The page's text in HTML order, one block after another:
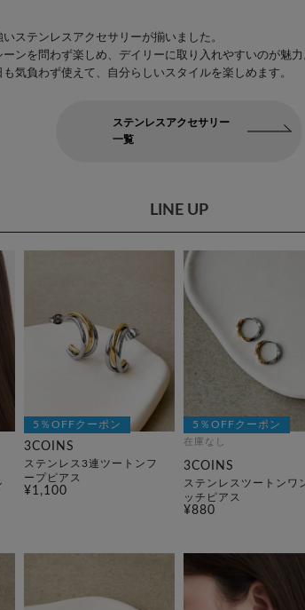
ステンレスアクセサリーが揃いました。
ーンを問わず楽しめ、デイリーに取り入れやすいのが魅力
も気負わず使えて、自分らしいスタイルを楽しめます。
ステンレスアクセサリー
一覧
LINE UP
5％OFFクーポン
3COINS
ステンレス3連ツートンフ
ープピアス
¥1,100
5％OFFクーポン
在庫なし
3COINS
ステンレスツートンワ
ッチピアス
¥880